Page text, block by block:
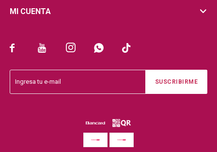
    
SUSCRIBIRME
MI CUENTA